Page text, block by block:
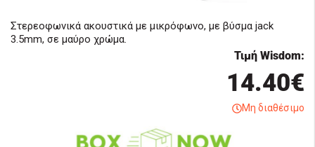
Στερεοφωνικά ακουστικά με μικρόφωνο, με βύσμα jack
3.5mm, σε μαύρο χρώμα.
Τιμή Wisdom:
14.40€
Μη διαθέσιμο